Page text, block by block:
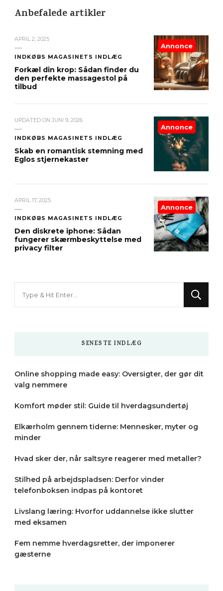
Anbefalede artikler
APRIL 2, 2025
INDKØBS MAGASINETS INDLÆG
Forkæl din krop: Sådan finder du
den perfekte massagestol på
tilbud
Annonce
UPDATED ON JUNI 9, 2026
INDKØBS MAGASINETS INDLÆG
Skab en romantisk stemning med
Eglos stjernekaster
Annonce
APRIL 17, 2025
INDKØBS MAGASINETS INDLÆG
Den diskrete iphone: Sådan
fungerer skærmbeskyttelse med
privacy filter
Annonce
SENESTE INDLÆG
Online shopping made easy: Oversigter, der gør dit
valg nemmere
Komfort møder stil: Guide til hverdagsundertøj
Elkærholm gennem tiderne: Mennesker, myter og
minder
Hvad sker der, når saltsyre reagerer med metaller?
Stilhed på arbejdspladsen: Derfor vinder
telefonboksen indpas på kontoret
Livslang læring: Hvorfor uddannelse ikke slutter
med eksamen
Fem nemme hverdagsretter, der imponerer
gæsterne